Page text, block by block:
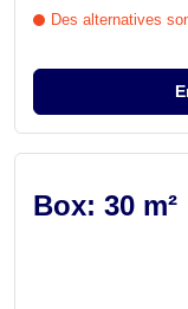
Des alternatives
Box: 30 m²